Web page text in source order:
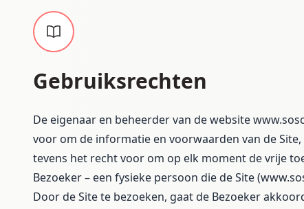
Gebruiksrechten
De eigenaar en beheerder van de website
voor om de informatie en voorwaarden van de
tevens het recht voor om op elk moment de vrije
Bezoeker – een fysieke persoon die de Site
Door de Site te bezoeken, gaat de Bezoeker